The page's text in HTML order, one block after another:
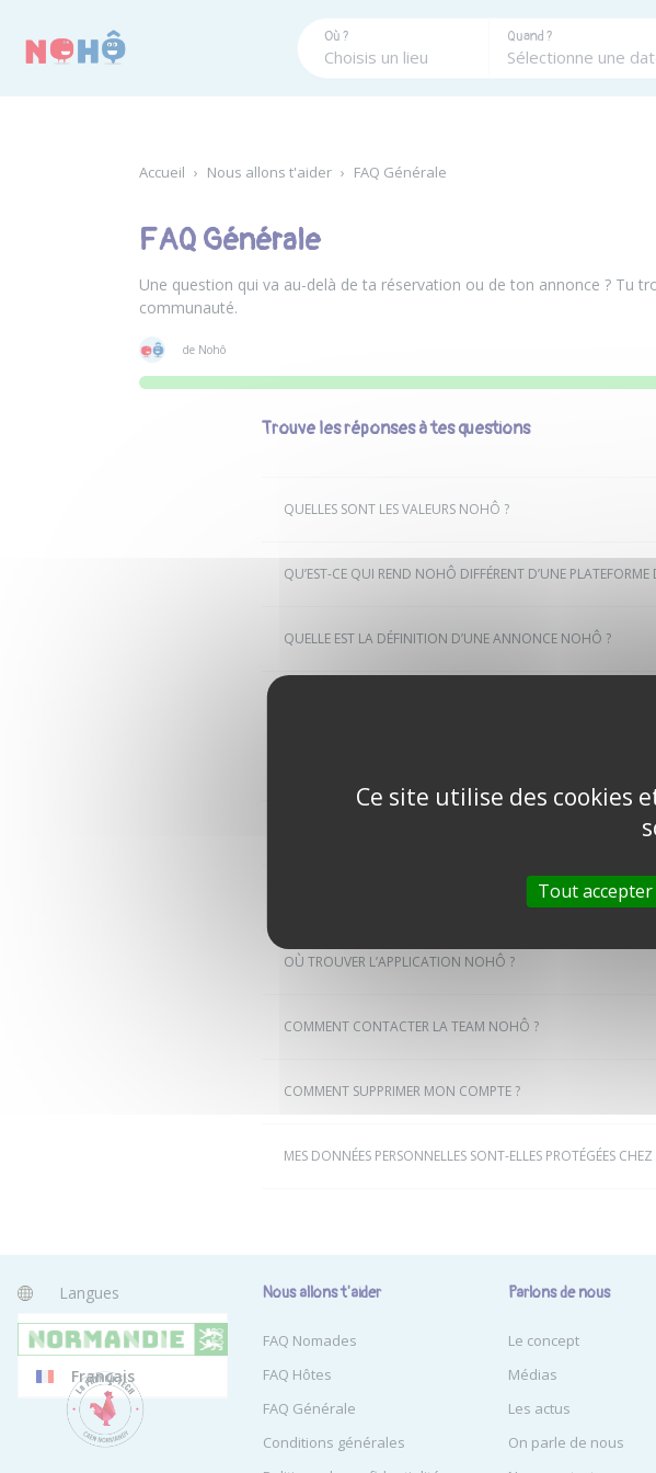
Où ? Quand ?
Accueil › Nous allons t'aider › FAQ Générale
FAQ Générale
Une question qui va au-delà de ta réservation ou de ton annonce ? Tu
communauté.
de Nohô
Trouve les réponses à tes questions
QUELLES SONT LES VALEURS NOHÔ ?
QU’EST-CE QUI REND NOHÔ DIFFÉRENT D’UNE PLATEFORME
QUELLE EST LA DÉFINITION D’UNE ANNONCE NOHÔ ?
QUELS SONT LES COMPORTEMENTS PRIS EN COMPTE DANS
QUE SE PASSE-T-IL APRÈS UN SIGNALEMENT ?
OÙ TROUVER L’APPLICATION NOHÔ ?
COMMENT CONTACTER LA TEAM NOHÔ ?
COMMENT SUPPRIMER MON COMPTE ?
MES DONNÉES PERSONNELLES SONT-ELLES PROTÉGÉES
Langues
Anglais
Français
Nous allons t'aider
FAQ Nomades
FAQ Hôtes
FAQ Générale
Conditions générales
Parlons de nous
Le concept
Médias
Les actus
On parle de nous
Ce site utilise des cookies
Tout accepter